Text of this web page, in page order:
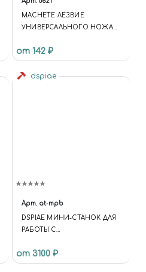
MACHETE ЛЕЗВИЕ
УНИВЕРСАЛЬНОГО НОЖА
от 142 ₽
dspiae
Арт. at-mpb
DSPIAE МИНИ-СТАНОК ДЛЯ
РАБОТЫ С
от 3100 ₽